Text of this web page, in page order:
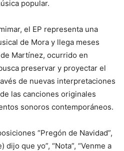
popular.
el EP representa una
de Mora y llega meses
Martínez, ocurrido en
preservar y proyectar el
de nuevas interpretaciones
las canciones originales
sonoros contemporáneos.
“Pregón de Navidad”,
dijo que yo”, “Nota”, “Venme a